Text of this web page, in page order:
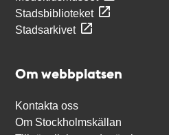
Stadsbiblioteket
Stadsarkivet
Om webbplatsen
Kontakta oss
Om Stockholmskällan